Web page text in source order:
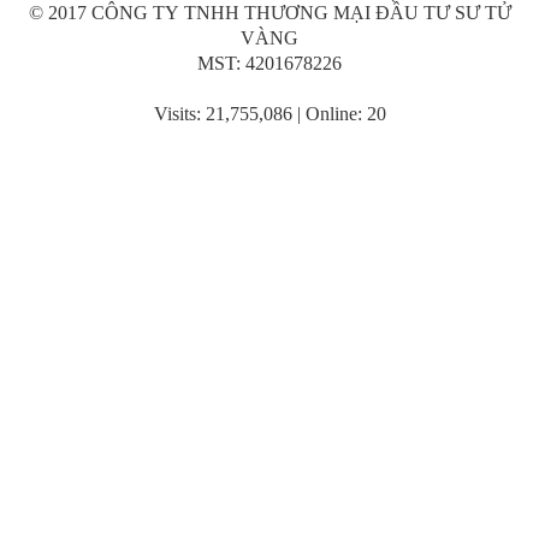
© 2017 CÔNG TY TNHH THƯƠNG MẠI ĐẦU TƯ SƯ TỬ
VÀNG
MST: 4201678226
Visits: 21,755,086 | Online: 20